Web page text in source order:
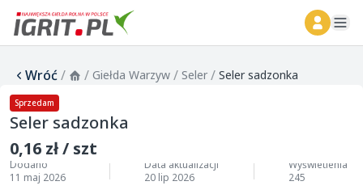
Wróć/ / Giełda Warzyw / Seler / Seler sadzonka
Sprzedam
Seler sadzonka
0,16 zł / szt
Dodano
11 maj 2026
Data aktualizacji
20 lip 2026
Wyświetlenia
245